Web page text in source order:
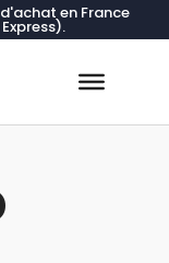
en France